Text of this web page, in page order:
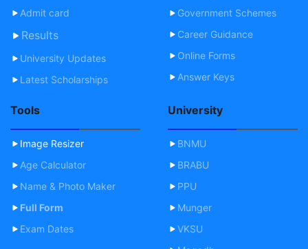
Admit card
Results
University Updates
Latest Scholarships
Government Schemes
Career Guidance
Online Forms
Answer Keys
Tools
Image Resizer
Age Calculator
Name & Photo Maker
Full Form
Exam Dates
University
BNMU
BRABU
PPU
Munger
VKSU